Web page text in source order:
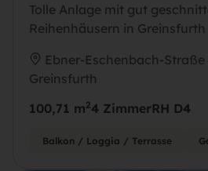
Tolle Anlage mit gut
Reihenhäusern in Greinsfurth
Ebner-Eschenbach-Straße
Greinsfurth
100,71 m24 ZimmerRH D4
Balkon / Loggia / Terrasse